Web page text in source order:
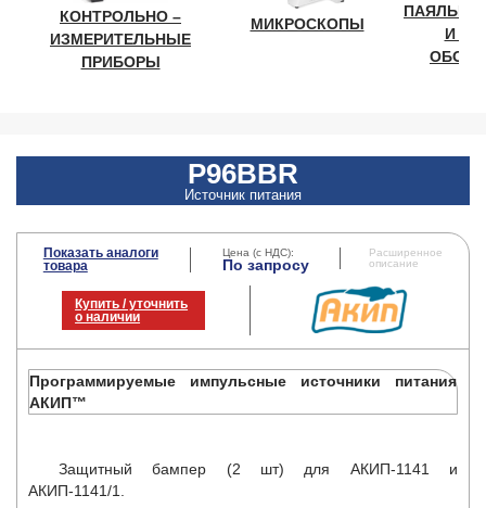
КОНТРОЛЬНО –
ИЗМЕРИТЕЛЬНЫЕ
ПРИБОРЫ
МИКРОСКОПЫ
И
P96BBR
Источник питания
Показать аналоги
товара
Цена (с НДС):
По запросу
Расширенное
описание
Купить / уточнить
о наличии
Программируемые импульсные источники питания
АКИП™
Защитный бампер (2 шт) для АКИП-1141 и
АКИП-1141/1.